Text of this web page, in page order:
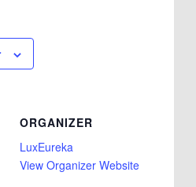
ORGANIZER
LuxEureka
View Organizer Website